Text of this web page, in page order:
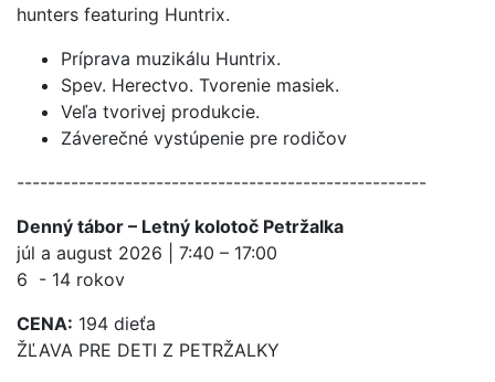
hunters featuring Huntrix.
Príprava muzikálu Huntrix.
Spev. Herectvo. Tvorenie masiek.
Veľa tvorivej produkcie.
Záverečné vystúpenie pre rodičov
-----------------------------------------------------
Denný tábor – Letný kolotoč Petržalka
júl a august 2026 | 7:40 – 17:00
6 - 14 rokov
CENA: 194 dieťa
ŽĽAVA PRE DETI Z PETRŽALKY